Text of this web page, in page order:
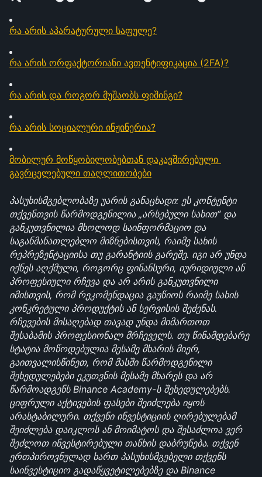
რა არის აპარატურული საფულე?
რა არის ორფაქტორიანი ავთენტიფიკაცია (2FA)?
რა არის და როგორ მუშაობს ფიშინგი?
რა არის სოციალური ინჟინერია?
მობილურ მოწყობილობებთან დაკავშირებული
გავრცელებული თაღლითობები
პასუხისმგებლობაზე უარის განაცხადი: ეს კონტენტი
თქვენთვის წარმოდგენილია „არსებული სახით“ და
განკუთვნილია მხოლოდ საინფორმაციო და
საგანმანათლებლო მიზნებისთვის, რაიმე სახის
რეპრეზენტაციისა თუ გარანტიის გარეშე. იგი არ უნდა
იქნეს აღქმული, როგორც ფინანსური, იურიდიული ან
პროფესიული რჩევა და არ არის განკუთვნილი
იმისთვის, რომ რეკომენდაცია გაუწიოს რაიმე სახის
კონკრეტული პროდუქტის ან სერვისის შეძენას.
რჩევების მისაღებად თავად უნდა მიმართოთ
შესაბამის პროფესიონალ მრჩეველს. თუ წინამდებარე
სტატია მოწოდებულია მესამე მხარის მიერ,
გაითვალისწინეთ, რომ მასში წარმოდგენილი
შეხედულებები ეკუთვნის მესამე მხარეს და არ
წარმოადგენს Binance Academy-ს შეხედულებებს.
ციფრული აქტივების ფასები შეიძლება იყოს
არასტაბილური. თქვენი ინვესტიციის ღირებულებამ
შეიძლება დაიკლოს ან მოიმატოს და შესაძლოა ვერ
შეძლოთ ინვესტირებული თანხის დაბრუნება. თქვენ
ერთპიროვნულად ხართ პასუხისმგებელი თქვენს
საინვესტიციო გადაწყვეტილებებზე და Binance